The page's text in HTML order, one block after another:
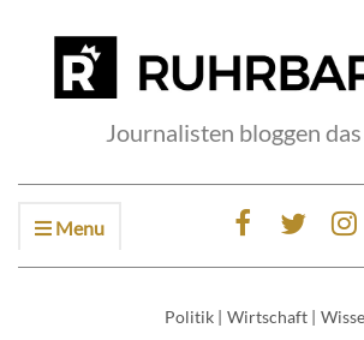
Journalisten bloggen
Menu
Politik | Wirtschaft |